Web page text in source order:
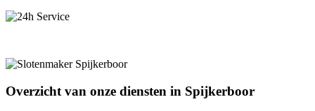
Overzicht van onze diensten in Spijkerboor